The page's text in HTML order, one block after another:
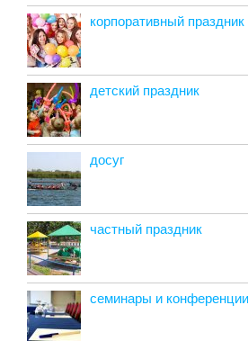
корпоративный праздник
детский праздник
досуг
частный праздник
семинары и конференции